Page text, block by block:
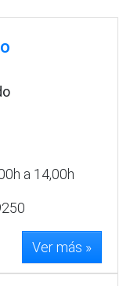
a 14,00h
Ver más »